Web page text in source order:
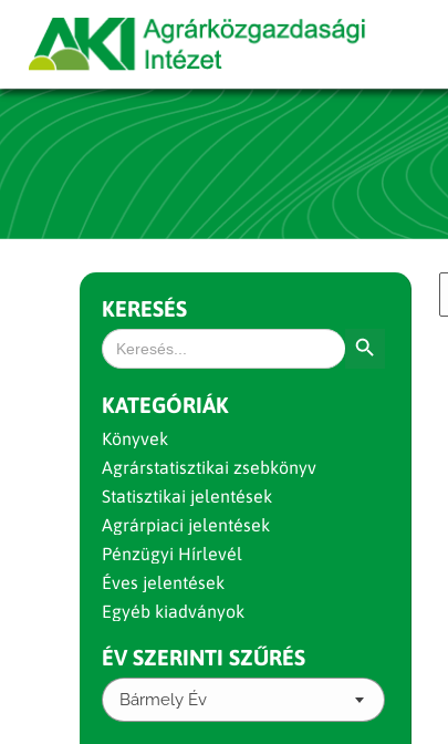
KERESÉS
Search
for:
KATEGÓRIÁK
Könyvek
Agrárstatisztikai zsebkönyv
Statisztikai jelentések
Agrárpiaci jelentések
Pénzügyi Hírlevél
Éves jelentések
Egyéb kiadványok
ÉV SZERINTI SZŰRÉS
Bármely Év